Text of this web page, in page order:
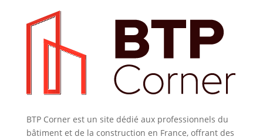
BTP Corner est un site dédié aux professionnels du
bâtiment et de la construction en France, offrant des